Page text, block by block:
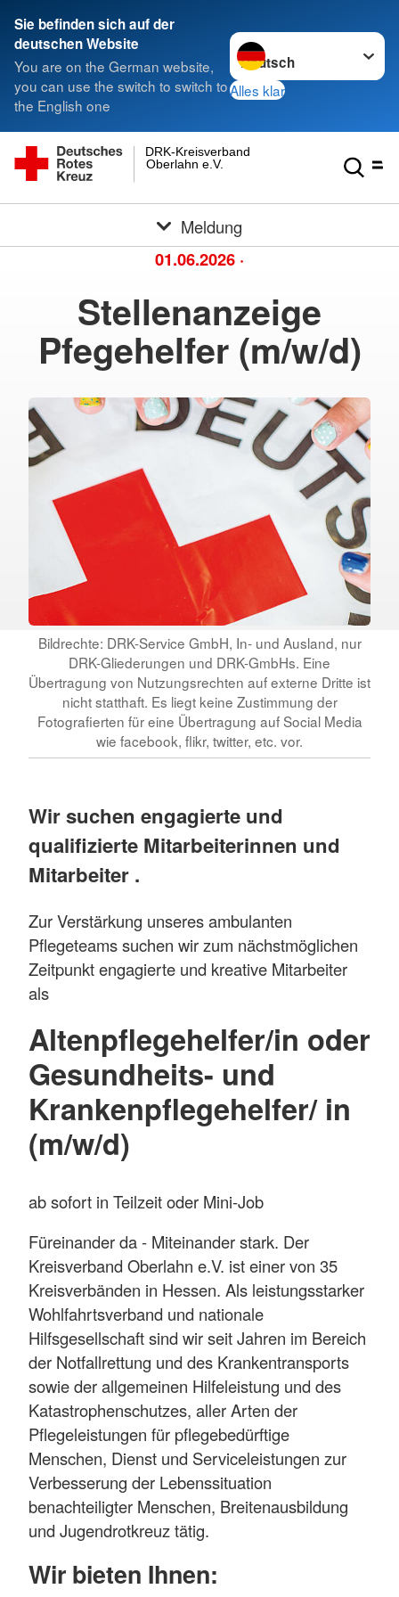
Sie befinden sich auf der
deutschen Website
You are on the German website,
you can use the switch to switch to
the English one
Sprache wechseln zu
Alles klar
Oberlahn e.V.
DRK-Kreisverband
Meldung
01.06.2026 ·
Stellenanzeige
Pfegehelfer (m/w/d)
Bildrechte: DRK-Service GmbH, In- und Ausland, nur
DRK-Gliederungen und DRK-GmbHs. Eine
Übertragung von Nutzungsrechten auf externe Dritte ist
nicht statthaft. Es liegt keine Zustimmung der
Fotografierten für eine Übertragung auf Social Media
wie facebook, flikr, twitter, etc. vor.
Wir suchen engagierte und
qualifizierte Mitarbeiterinnen und
Mitarbeiter .
Zur Verstärkung unseres ambulanten
Pflegeteams suchen wir zum nächstmöglichen
Zeitpunkt engagierte und kreative Mitarbeiter
als
Altenpflegehelfer/in oder
Gesundheits- und
Krankenpflegehelfer/ in
(m/w/d)
ab sofort in Teilzeit oder Mini-Job
Füreinander da - Miteinander stark. Der
Kreisverband Oberlahn e.V. ist einer von 35
Kreisverbänden in Hessen. Als leistungsstarker
Wohlfahrtsverband und nationale
Hilfsgesellschaft sind wir seit Jahren im Bereich
der Notfallrettung und des Krankentransports
sowie der allgemeinen Hilfeleistung und des
Katastrophenschutzes, aller Arten der
Pflegeleistungen für pflegebedürftige
Menschen, Dienst und Serviceleistungen zur
Verbesserung der Lebenssituation
benachteiligter Menschen, Breitenausbildung
und Jugendrotkreuz tätig.
Wir bieten Ihnen: